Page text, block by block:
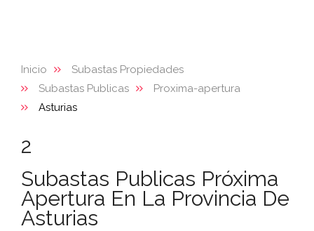
Inicio
Subastas Propiedades
Subastas Publicas
Proxima-apertura
Asturias
2
Subastas Publicas Próxima
Apertura En La Provincia De
Asturias